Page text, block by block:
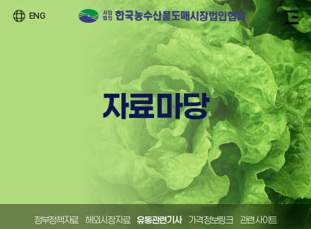
ENG
자료마당
정부정책자료 해외시장자료 유통관련기사 가격정보링크 관련사이트